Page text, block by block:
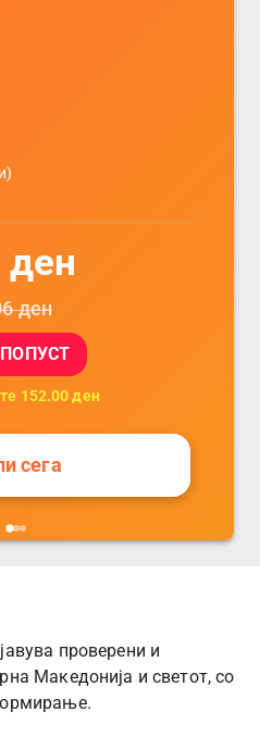
ден
ден
ПОПУСТ
152.00 ден
сега
проверени и
Македонија и светот, со